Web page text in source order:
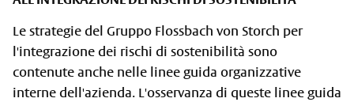
Le strategie del Gruppo Flossbach von Storch per
l'integrazione dei rischi di sostenibilità sono
contenute anche nelle linee guida organizzative
interne dell'azienda. L'osservanza di queste linee guida